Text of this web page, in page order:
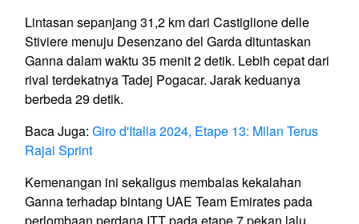
Lintasan sepanjang 31,2 km dari Castiglione delle
Stiviere menuju Desenzano del Garda dituntaskan
Ganna dalam waktu 35 menit 2 detik. Lebih cepat dari
rival terdekatnya Tadej Pogacar. Jarak keduanya
berbeda 29 detik.
Baca Juga: Giro d'Italia 2024, Etape 13: Milan Terus
Rajai Sprint
Kemenangan ini sekaligus membalas kekalahan
Ganna terhadap bintang UAE Team Emirates pada
perlombaan perdana ITT pada etape 7 pekan lalu.